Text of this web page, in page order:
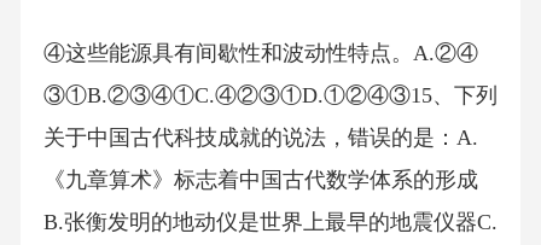
④这些能源具有间歇性和波动性特点。A.②④
③①B.②③④①C.④②③①D.①②④③15、下列
关于中国古代科技成就的说法，错误的是：A.
《九章算术》标志着中国古代数学体系的形成
B.张衡发明的地动仪是世界上最早的地震仪器C.